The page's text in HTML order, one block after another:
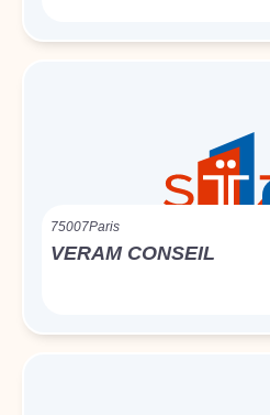
75007Paris
VERAM CONSEIL